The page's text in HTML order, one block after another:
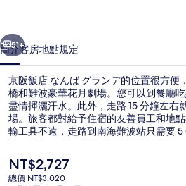
グ
ラ
ン
デ
的
相
片
個 下一個
51+
簡介客房地點規定
京阪飯店 なんば グランデ的位置很方便
橋和難波豪華花月劇場。您可以到餐廳
盡情揮灑汗水。此外，走路 15 分鐘左右
場。旅客都對給予住宿的友善員工和地
輸工具不遠，走路到南海難波站只需要
目
前
NT$2,727
總價 NT$3,020